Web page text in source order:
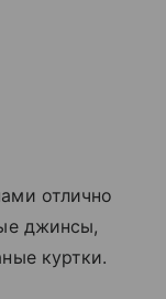
отлично
джинсы,
куртки.